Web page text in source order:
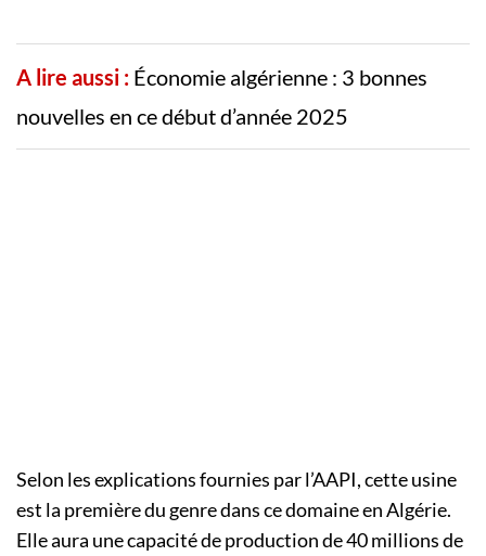
A lire aussi : Économie algérienne : 3 bonnes
nouvelles en ce début d’année 2025
Selon les explications fournies par l’AAPI, cette usine
est la première du genre dans ce domaine en Algérie.
Elle aura une capacité de production de 40 millions de